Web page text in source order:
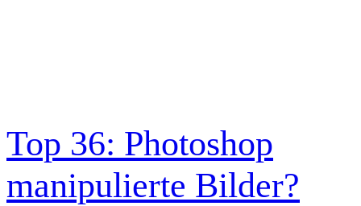
Top 36: Photoshop
manipulierte Bilder?